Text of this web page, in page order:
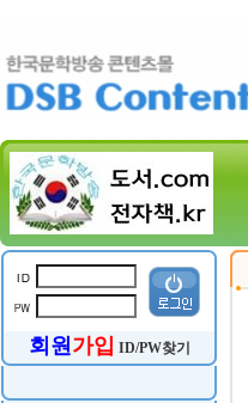
회원가입 ID/PW찾기